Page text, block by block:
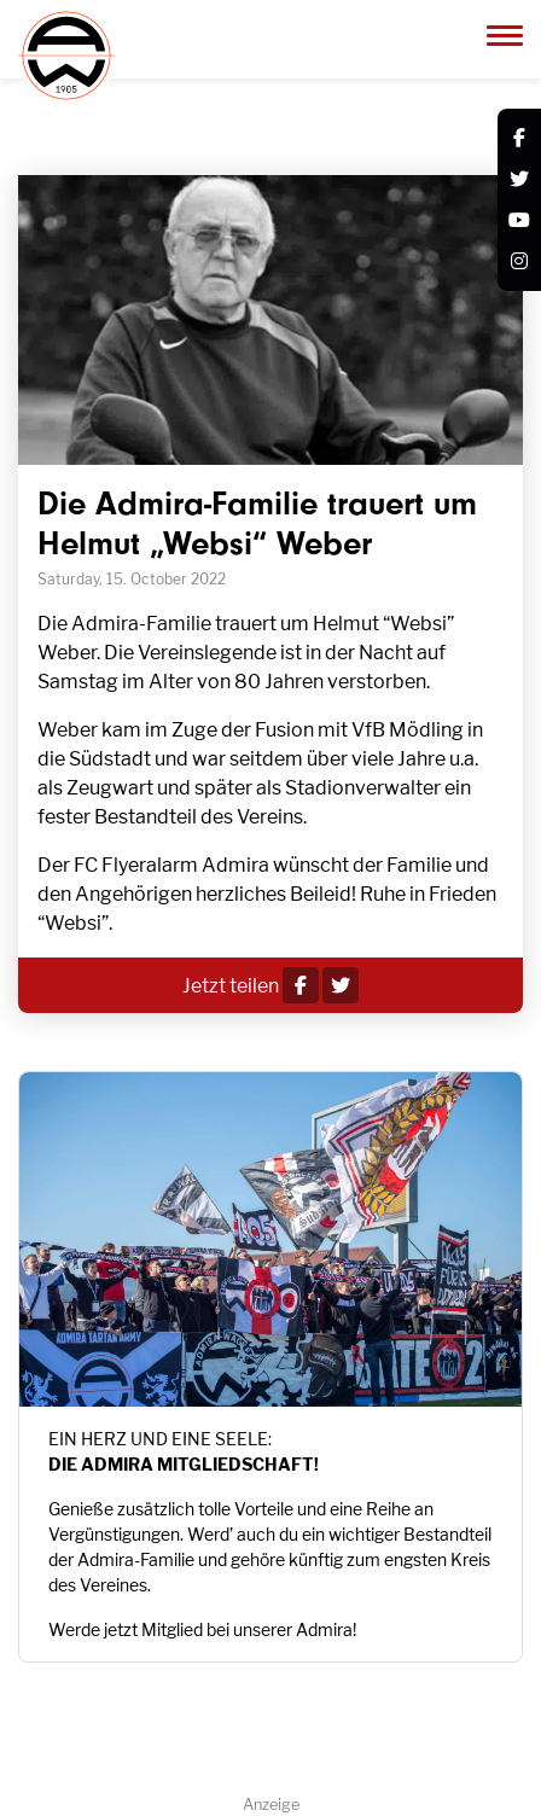
Die Admira-Familie trauert um
Helmut „Websi“ Weber
Saturday, 15. October 2022
Die Admira-Familie trauert um Helmut “Websi”
Weber. Die Vereinslegende ist in der Nacht auf
Samstag im Alter von 80 Jahren verstorben.
Weber kam im Zuge der Fusion mit VfB Mödling in
die Südstadt und war seitdem über viele Jahre u.a.
als Zeugwart und später als Stadionverwalter ein
fester Bestandteil des Vereins.
Der FC Flyeralarm Admira wünscht der Familie und
den Angehörigen herzliches Beileid! Ruhe in Frieden
“Websi”.
Jetzt teilen
EIN HERZ UND EINE SEELE:
DIE ADMIRA MITGLIEDSCHAFT!
Genieße zusätzlich tolle Vorteile und eine Reihe an
Vergünstigungen. Werd’ auch du ein wichtiger Bestandteil
der Admira-Familie und gehöre künftig zum engsten Kreis
des Vereines.
Werde jetzt Mitglied bei unserer Admira!
Anzeige